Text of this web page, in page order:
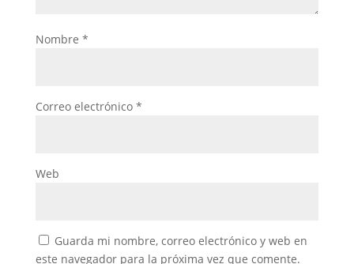
Nombre *
Correo electrónico *
Web
Guarda mi nombre, correo electrónico y web en
este navegador para la próxima vez que comente.